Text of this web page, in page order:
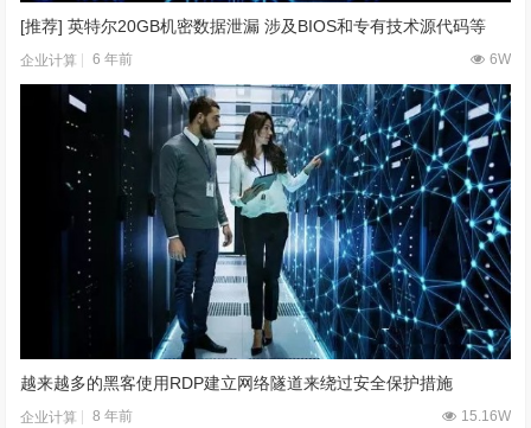
[推荐] 英特尔20GB机密数据泄漏 涉及BIOS和专有技术源代码等
企业计算 6 年前 6W
越来越多的黑客使用RDP建立网络隧道来绕过安全保护措施
企业计算 8 年前 15.16W